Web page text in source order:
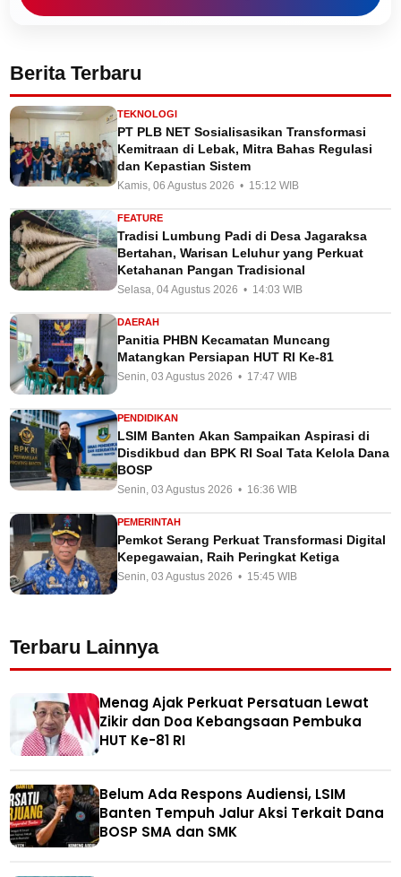
Berita Terbaru
TEKNOLOGI
PT PLB NET Sosialisasikan Transformasi
Kemitraan di Lebak, Mitra Bahas Regulasi
dan Kepastian Sistem
Kamis, 06 Agustus 2026 • 15:12 WIB
FEATURE
Tradisi Lumbung Padi di Desa Jagaraksa
Bertahan, Warisan Leluhur yang Perkuat
Ketahanan Pangan Tradisional
Selasa, 04 Agustus 2026 • 14:03 WIB
DAERAH
Panitia PHBN Kecamatan Muncang
Matangkan Persiapan HUT RI Ke-81
Senin, 03 Agustus 2026 • 17:47 WIB
PENDIDIKAN
LSIM Banten Akan Sampaikan Aspirasi di
Disdikbud dan BPK RI Soal Tata Kelola Dana
BOSP
Senin, 03 Agustus 2026 • 16:36 WIB
PEMERINTAH
Pemkot Serang Perkuat Transformasi Digital
Kepegawaian, Raih Peringkat Ketiga
Senin, 03 Agustus 2026 • 15:45 WIB
Terbaru Lainnya
Menag Ajak Perkuat Persatuan Lewat
Zikir dan Doa Kebangsaan Pembuka
HUT Ke-81 RI
Belum Ada Respons Audiensi, LSIM
Banten Tempuh Jalur Aksi Terkait Dana
BOSP SMA dan SMK